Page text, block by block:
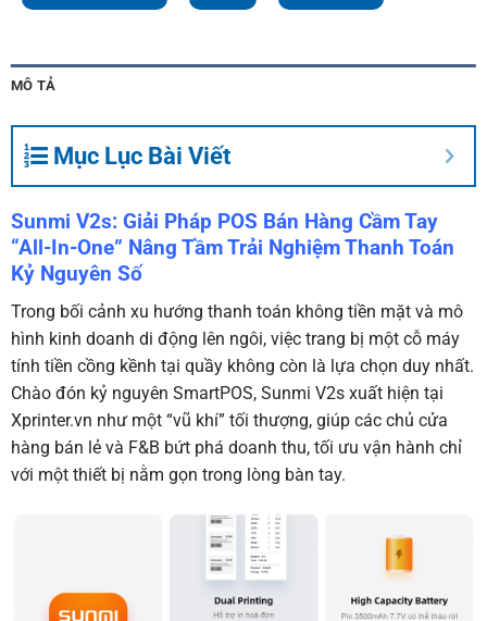
MÔ TẢ
Mục Lục Bài Viết
Sunmi V2s: Giải Pháp POS Bán Hàng Cầm Tay
“All-In-One” Nâng Tầm Trải Nghiệm Thanh Toán
Kỷ Nguyên Số
Trong bối cảnh xu hướng thanh toán không tiền mặt và mô
hình kinh doanh di động lên ngôi, việc trang bị một cỗ máy
tính tiền cồng kềnh tại quầy không còn là lựa chọn duy nhất.
Chào đón kỷ nguyên SmartPOS, Sunmi V2s xuất hiện tại
Xprinter.vn như một “vũ khí” tối thượng, giúp các chủ cửa
hàng bán lẻ và F&B bứt phá doanh thu, tối ưu vận hành chỉ
với một thiết bị nằm gọn trong lòng bàn tay.